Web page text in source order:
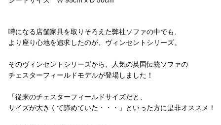
噂になる店舗家具を取りそろえた弊社ソファの中でも、
より座り心地を追求したのが、ヴィンセントシリーズ。
そのヴィンセントシリーズから、人気の英国伝統ソファの
チェスターフィールドモデルが登場しました！
「従来のチェスターフィールドサイズだと、
サイズが大きくて諦めていた・・・」といった方に是非オススメ！